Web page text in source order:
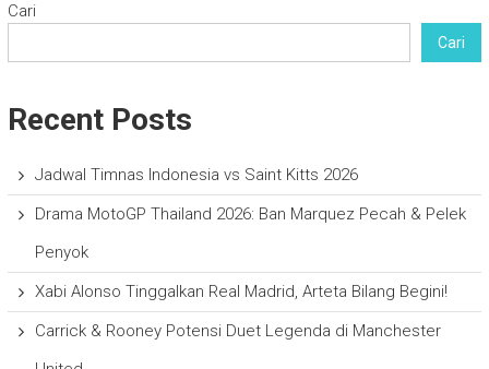
Cari
Cari
Recent Posts
Jadwal Timnas Indonesia vs Saint Kitts 2026
Drama MotoGP Thailand 2026: Ban Marquez Pecah & Pelek
Penyok
Xabi Alonso Tinggalkan Real Madrid, Arteta Bilang Begini!
Carrick & Rooney Potensi Duet Legenda di Manchester